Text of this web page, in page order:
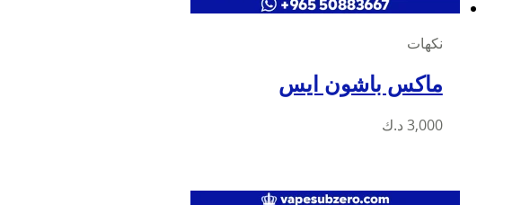
نكهات
ماكس باشون ايس
3,000 د.ك